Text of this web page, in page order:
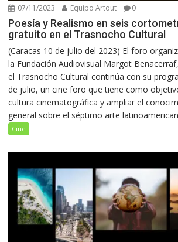
07/11/2023 Equipo Artout 0
Poesía y Realismo en seis
gratuito en el Trasnocho Cultural
(Caracas 10 de julio del 2023) El foro
la Fundación Audiovisual Margot
el Trasnocho Cultural continúa con su
de julio, un cine foro que tiene como
cultura cinematográfica y ampliar el
general sobre el séptimo arte
Cine